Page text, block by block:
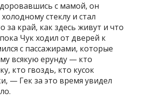
с мамой, он
стеклу и стал
за край, как здесь живут и что
Чук ходил от дверей к
с пассажирами, которые
всякую ерунду — кто
кто гвоздь, кто кусок
— Гек за это время увидел